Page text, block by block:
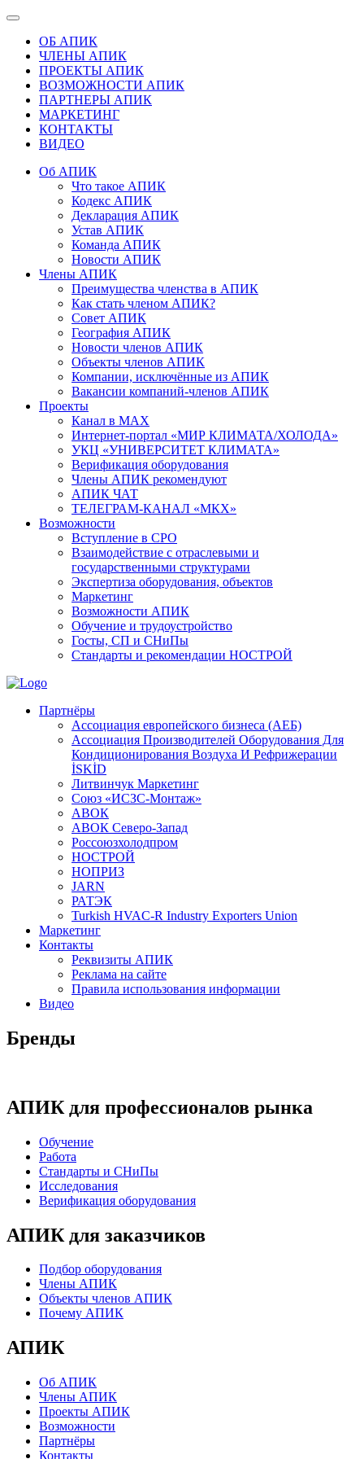
ОБ АПИК
ЧЛЕНЫ АПИК
ПРОЕКТЫ АПИК
ВОЗМОЖНОСТИ АПИК
ПАРТНЕРЫ АПИК
МАРКЕТИНГ
КОНТАКТЫ
ВИДЕО
Об АПИК
Что такое АПИК
Кодекс АПИК
Декларация АПИК
Устав АПИК
Команда АПИК
Новости АПИК
Члены АПИК
Преимущества членства в АПИК
Как стать членом АПИК?
Совет АПИК
География АПИК
Новости членов АПИК
Объекты членов АПИК
Компании, исключённые из АПИК
Вакансии компаний-членов АПИК
Проекты
Канал в MAX
Интернет-портал «МИР КЛИМАТА/ХОЛОДА»
УКЦ «УНИВЕРСИТЕТ КЛИМАТА»
Верификация оборудования
Члены АПИК рекомендуют
АПИК ЧАТ
ТЕЛЕГРАМ-КАНАЛ «МКХ»
Возможности
Вступление в СРО
Взаимодействие с отраслевыми и
государственными структурами
Экспертиза оборудования, объектов
Маркетинг
Возможности АПИК
Обучение и трудоустройство
Госты, СП и СНиПы
Стандарты и рекомендации НОСТРОЙ
Партнёры
Ассоциация европейского бизнеса (АЕБ)
Aссоциация Производителей Оборудования Для
Кондиционирования Воздуха И Рефрижерации
İSKİD
Литвинчук Маркетинг
Союз «ИСЗС-Монтаж»
АВОК
АВОК Северо-Запад
Россоюзхолодпром
НОСТРОЙ
НОПРИЗ
JARN
РАТЭК
Turkish HVAC-R Industry Exporters Union
Маркетинг
Контакты
Реквизиты АПИК
Реклама на сайте
Правила использования информации
Видео
Бренды
АПИК для профессионалов рынка
Обучение
Работа
Стандарты и СНиПы
Исследования
Верификация оборудования
АПИК для заказчиков
Подбор оборудования
Члены АПИК
Объекты членов АПИК
Почему АПИК
АПИК
Об АПИК
Члены АПИК
Проекты АПИК
Возможности
Партнёры
Контакты